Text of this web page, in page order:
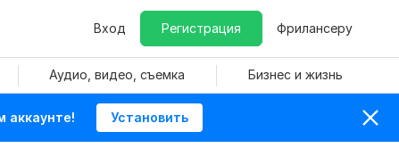
Вход Регистрация Фрилансеру
Аудио, видео, съемка Бизнес и жизнь
аккаунте! Установить